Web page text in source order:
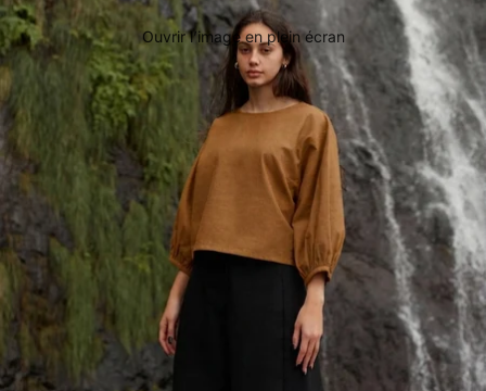
Ouvrir l’image en plein écran